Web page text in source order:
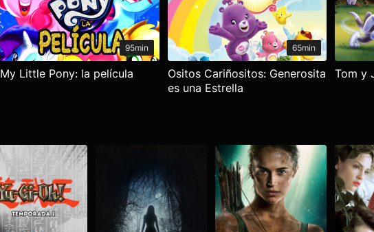
95min
My Little Pony: la película
65min
Ositos Cariñositos: Generosita
es una Estrella
Tom y